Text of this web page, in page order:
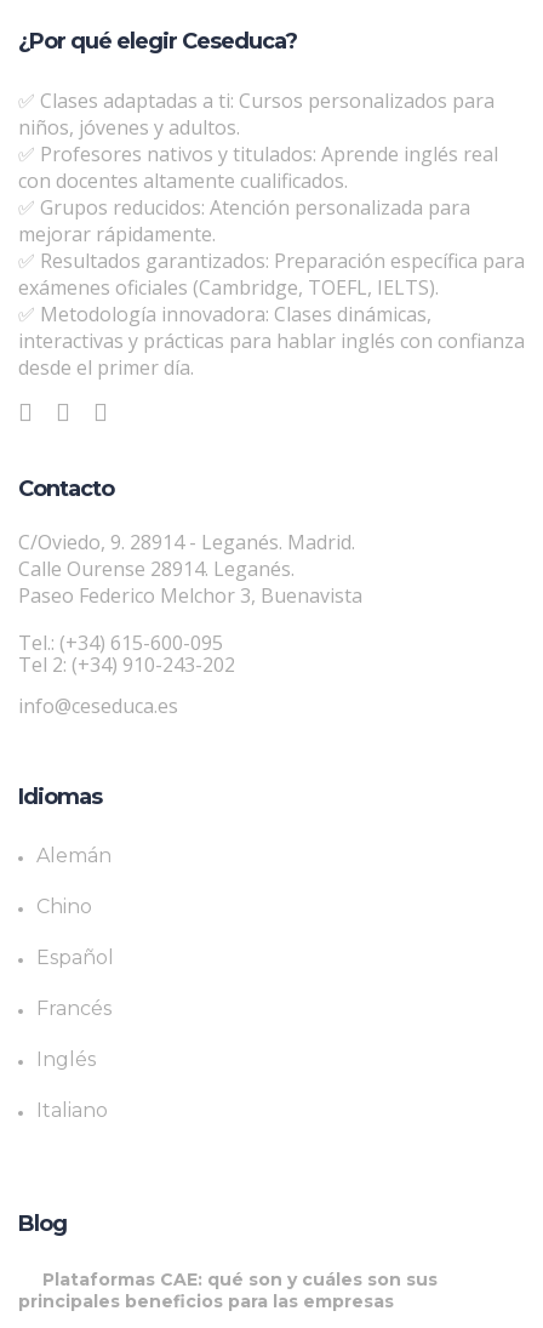
¿Por qué elegir Ceseduca?
✅ Clases adaptadas a ti: Cursos personalizados para
niños, jóvenes y adultos.
✅ Profesores nativos y titulados: Aprende inglés real
con docentes altamente cualificados.
✅ Grupos reducidos: Atención personalizada para
mejorar rápidamente.
✅ Resultados garantizados: Preparación específica para
exámenes oficiales (Cambridge, TOEFL, IELTS).
✅ Metodología innovadora: Clases dinámicas,
interactivas y prácticas para hablar inglés con confianza
desde el primer día.
Contacto
C/Oviedo, 9. 28914 - Leganés. Madrid.
Calle Ourense 28914. Leganés.
Paseo Federico Melchor 3, Buenavista
Tel.: (+34) 615-600-095
Tel 2: (+34) 910-243-202
info@ceseduca.es
Idiomas
Alemán
Chino
Español
Francés
Inglés
Italiano
Blog
Plataformas CAE: qué son y cuáles son sus
principales beneficios para las empresas